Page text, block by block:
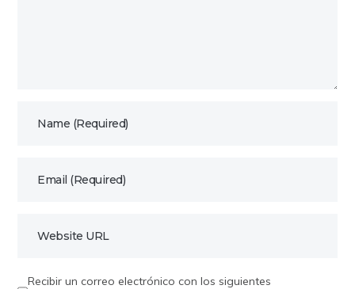
Recibir un correo electrónico con los siguientes